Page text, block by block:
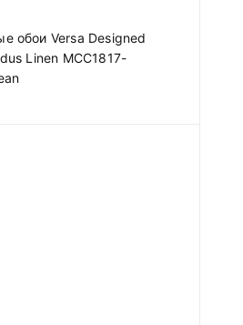
обои Versa Designed
Linen MCC1817-